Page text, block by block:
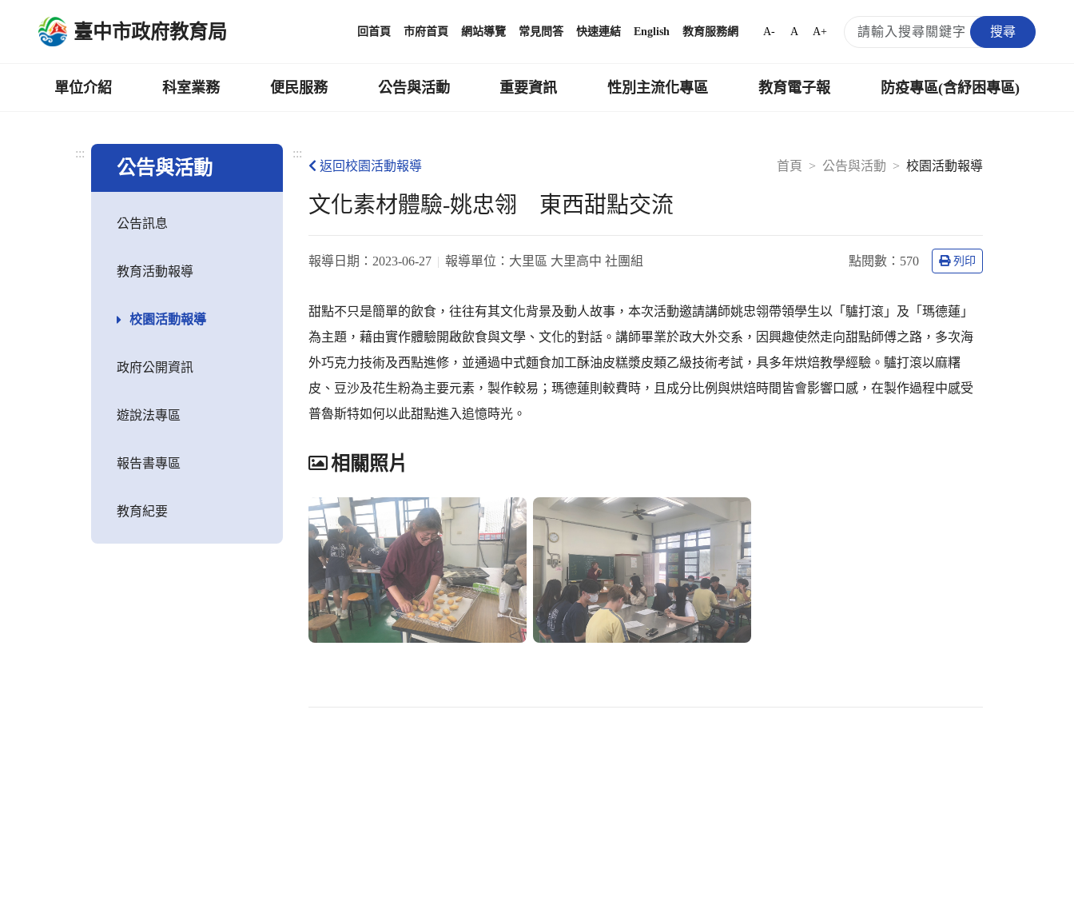
臺中市政府教育局 回首頁 市府首頁 網站導覽 常見問答 快速連結 English 教育服務網 A- A A+ 搜尋
單位介紹 科室業務 便民服務 公告與活動 重要資訊 性別主流化專區 教育電子報 防疫專區(含紓困專區)
:::
公告與活動
公告訊息
教育活動報導
校園活動報導
政府公開資訊
遊說法專區
報告書專區
教育紀要
:::
首頁
公告與活動 校園活動報導
返回校園活動報導
文化素材體驗-姚忠翎 東西甜點交流
報導日期： 2023-06-27 報導單位： 大里區 大里高中 社團組 點閱數： 570 列印
甜點不只是簡單的飲食，往往有其文化背景及動人故事，本次活動邀請講師姚忠翎帶領學生以「驢打滾」及「瑪德蓮」
為主題，藉由實作體驗開啟飲食與文學、文化的對話。講師畢業於政大外交系，因興趣使然走向甜點師傅之路，多次海
外巧克力技術及西點進修，並通過中式麵食加工酥油皮糕漿皮類乙級技術考試，具多年烘焙教學經驗。驢打滾以麻糬
皮、豆沙及花生粉為主要元素，製作較易；瑪德蓮則較費時，且成分比例與烘焙時間皆會影響口感，在製作過程中感受
普魯斯特如何以此甜點進入追憶時光。
相關照片